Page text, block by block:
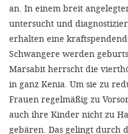
an. In einem breit
untersucht und
erhalten eine
Schwangere werden
Marsabit herrscht die
in ganz Kenia. Um sie zu
Frauen regelmäßig zu
auch ihre Kinder nicht zu
gebären. Das gelingt durch